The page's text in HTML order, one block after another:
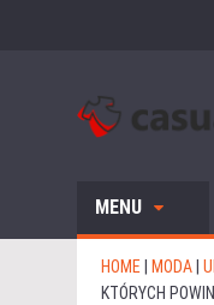
MENU
HOME MODA
KTÓRYCH